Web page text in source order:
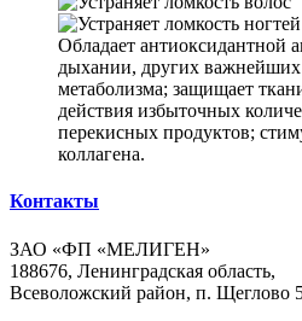
Обладает антиоксидантной
дыхании, других важнейших
метаболизма; защищает
действия избыточных
перекисных продуктов;
коллагена.
Контакты
ЗАО «ФП «МЕЛИГЕН»
188676, Ленинградская область,
Всеволожский район, п. Щеглово